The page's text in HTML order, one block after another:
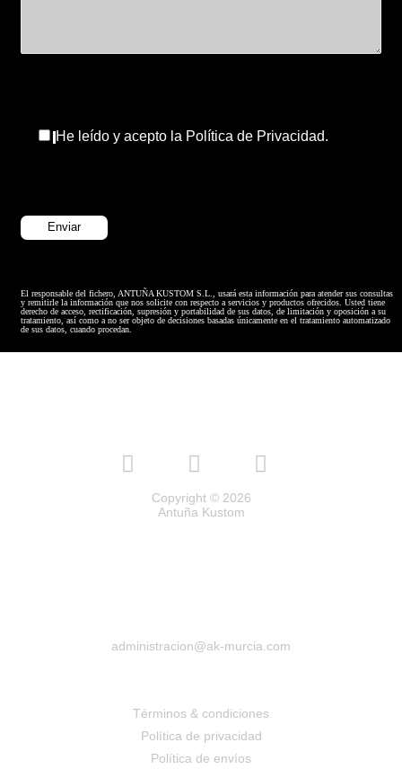
He leído y acepto la Política de Privacidad.
El responsable del fichero, ANTUÑA KUSTOM S.L., usará esta información para atender sus consultas
y remitirle la información que nos solicite con respecto a servicios y productos ofrecidos. Usted tiene
derecho de acceso, rectificación, supresión y portabilidad de sus datos, de limitación y oposición a su
tratamiento, así como a no ser objeto de decisiones basadas únicamente en el tratamiento automatizado
de sus datos, cuando procedan.
Copyright © 2026
Antuña Kustom
administracion@ak-murcia.com
Términos & condiciones
Política de privacidad
Política de envíos